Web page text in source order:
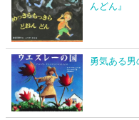
んどん』
勇気ある男